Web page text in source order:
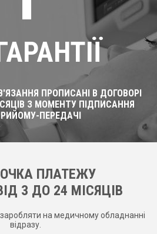
ПРОПИСАНІ В ДОГОВОРІ
З МОМЕНТУ ПІДПИСАННЯ
ПЕРЕДАЧІ
ПЛАТЕЖУ
3 ДО 24 МІСЯЦІВ
на медичному обладнанні
відразу.